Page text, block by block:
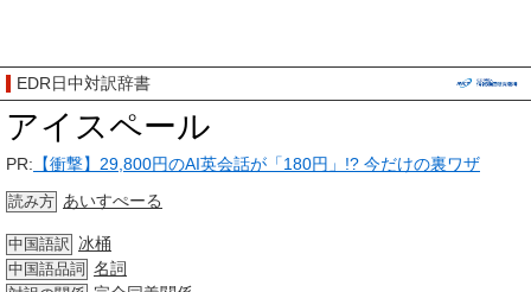
EDR日中対訳辞書
アイスペール
PR: 【衝撃】29,800円のAI英会話が「180円」!? 今だけの裏ワザ
読み方 あいすぺーる
中国語訳 冰桶
中国語品詞 名詞